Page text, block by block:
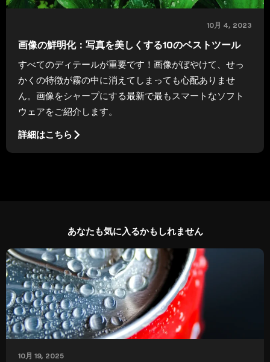
10月 4, 2023
画像の鮮明化：写真を美しくする10のベストツール
すべてのディテールが重要です！画像がぼやけて、せっ
かくの特徴が霧の中に消えてしまっても心配ありませ
ん。画像をシャープにする最新で最もスマートなソフト
ウェアをご紹介します。
詳細はこちら
あなたも気に入るかもしれません
10月 19, 2025